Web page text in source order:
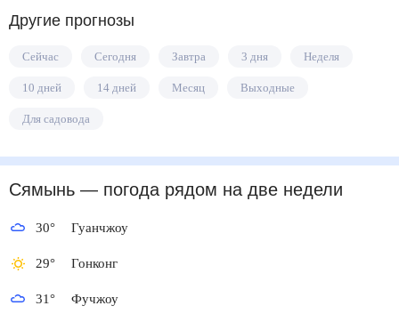
Другие прогнозы
Сейчас Сегодня Завтра 3 дня Неделя
10 дней 14 дней Месяц Выходные
Для садовода
Сямынь— погода рядомна две недели
30° Гуанчжоу
29° Гонконг
31° Фучжоу